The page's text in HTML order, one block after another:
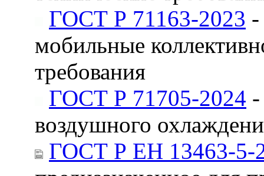
ГОСТ Р 71163-2023 -
мобильные
требования
ГОСТ Р 71705-2024
воздушного
ГОСТ Р ЕН 13463-5-